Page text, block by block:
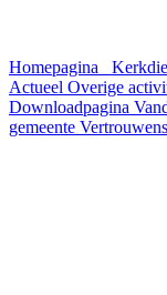
Homepagina
Actueel Overige
Downloadpagina
gemeente